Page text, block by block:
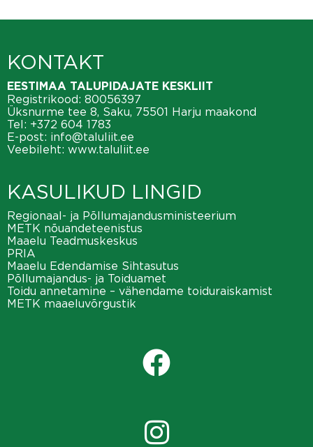
KONTAKT
EESTIMAA TALUPIDAJATE KESKLIIT
Registrikood: 80056397
Üksnurme tee 8, Saku, 75501 Harju maakond
Tel: +372 604 1783
E-post: info@taluliit.ee
Veebileht: www.taluliit.ee
KASULIKUD LINGID
Regionaal- ja Põllumajandusministeerium
METK nõuandeteenistus
Maaelu Teadmuskeskus
PRIA
Maaelu Edendamise Sihtasutus
Põllumajandus- ja Toiduamet
Toidu annetamine – vähendame toiduraiskamist
METK maaeluvõrgustik